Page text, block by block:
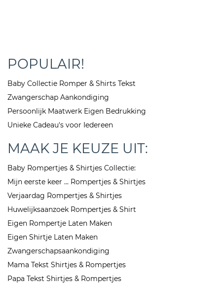
POPULAIR!
Baby Collectie Romper & Shirts Tekst
Zwangerschap Aankondiging
Persoonlijk Maatwerk Eigen Bedrukking
Unieke Cadeau's voor Iedereen
MAAK JE KEUZE UIT:
Baby Rompertjes & Shirtjes Collectie:
Mijn eerste keer ... Rompertjes & Shirtjes
Verjaardag Rompertjes & Shirtjes
Huwelijksaanzoek Rompertjes & Shirt
Eigen Rompertje Laten Maken
Eigen Shirtje Laten Maken
Zwangerschapsaankondiging
Mama Tekst Shirtjes & Rompertjes
Papa Tekst Shirtjes & Rompertjes